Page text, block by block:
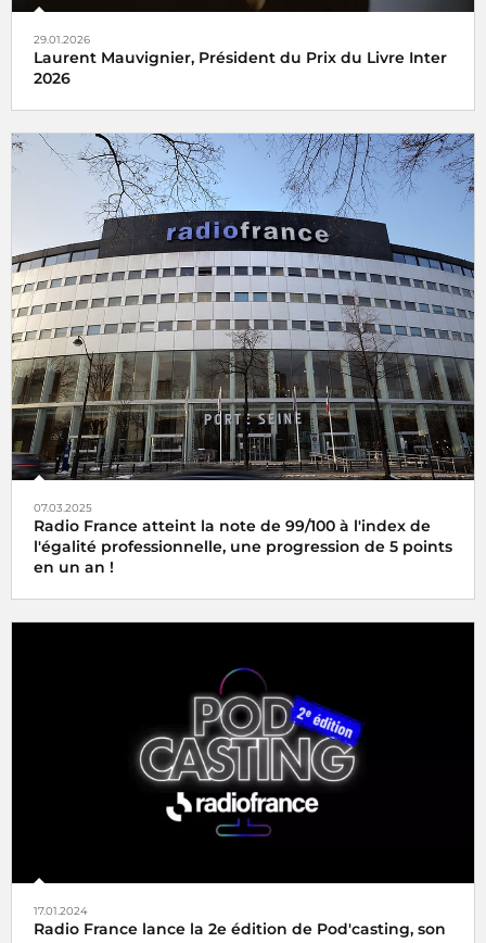
29.01.2026
Laurent Mauvignier, Président du Prix du Livre Inter
2026
07.03.2025
Radio France atteint la note de 99/100 à l'index de
l'égalité professionnelle, une progression de 5 points
en un an !
17.01.2024
Radio France lance la 2e édition de Pod'casting, son